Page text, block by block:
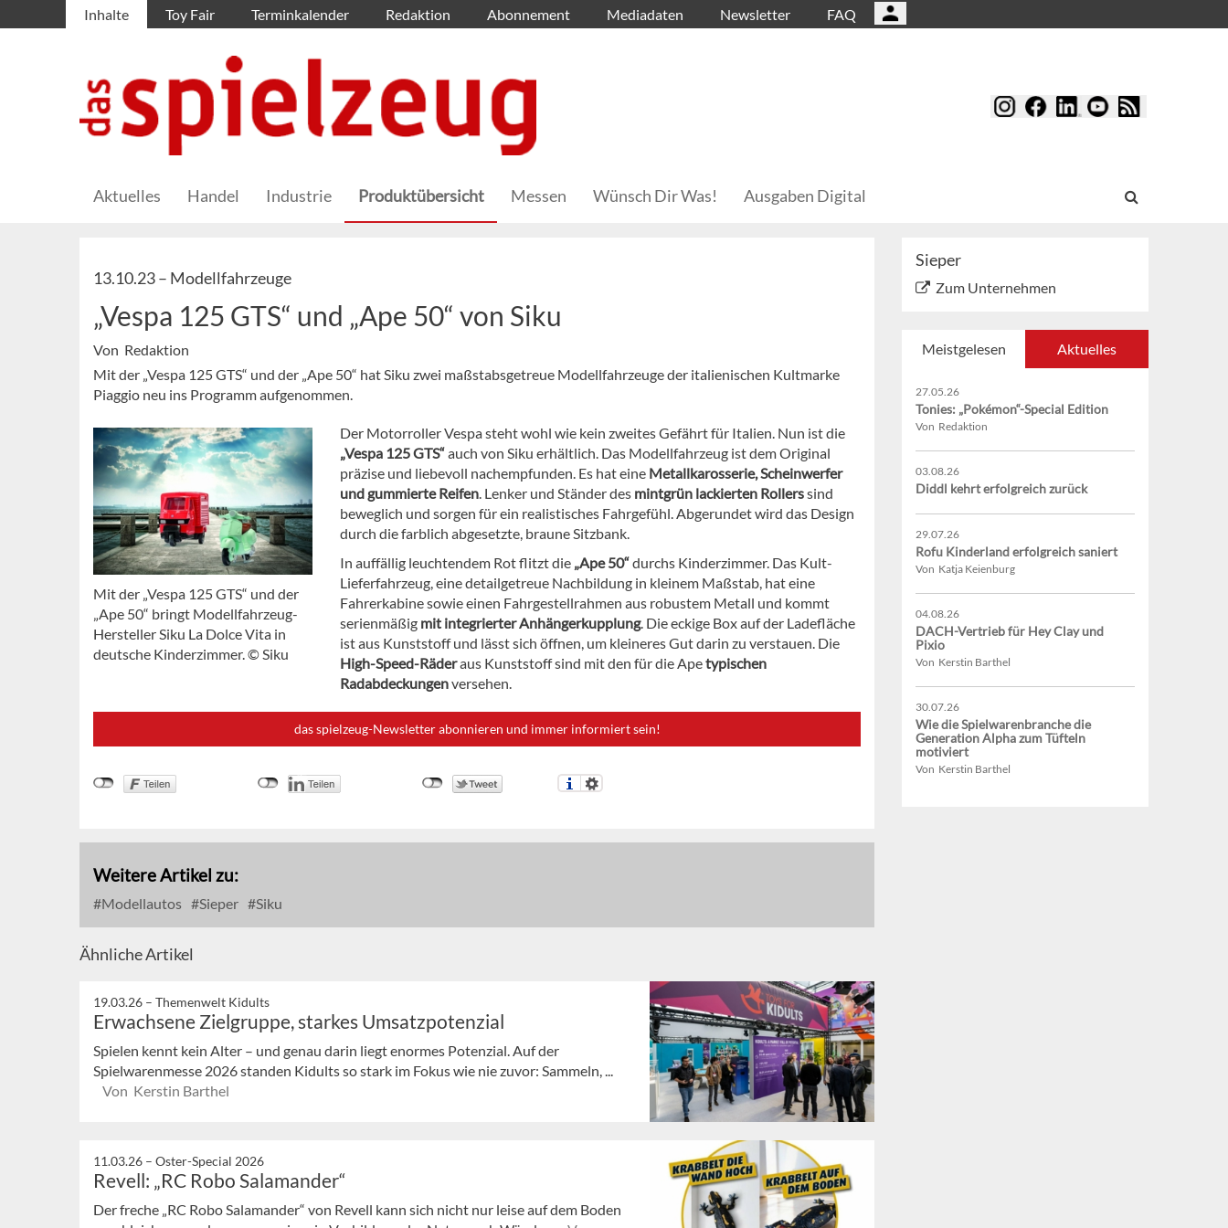
Inhalte Toy Fair Terminkalender Redaktion Abonnement Mediadaten Newsletter FAQ
Aktuelles Handel Industrie Produktübersicht Messen Wünsch Dir Was! Ausgaben Digital
13.10.23 – Modellfahrzeuge
„Vespa 125 GTS“ und „Ape 50“ von Siku
Von Redaktion
Mit der „Vespa 125 GTS“ und der „Ape 50“ hat Siku zwei maßstabsgetreue Modellfahrzeuge der italienischen Kultmarke
Piaggio neu ins Programm aufgenommen.
Mit der „Vespa 125 GTS“ und der
„Ape 50“ bringt Modellfahrzeug-
Hersteller Siku La Dolce Vita in
deutsche Kinderzimmer. © Siku
Der Motorroller Vespa steht wohl wie kein zweites Gefährt für Italien. Nun ist die
„Vespa 125 GTS“auch von Siku erhältlich. Das Modellfahrzeug ist dem Original
präzise und liebevoll nachempfunden. Es hat eine Metallkarosserie, Scheinwerfer
und gummierte Reifen. Lenker und Ständer des mintgrün lackierten Rollerssind
beweglich und sorgen für ein realistisches Fahrgefühl. Abgerundet wird das Design
durch die farblich abgesetzte, braune Sitzbank.
In auffällig leuchtendem Rot flitzt die „Ape 50“durchs Kinderzimmer. Das Kult-
Lieferfahrzeug, eine detailgetreue Nachbildung in kleinem Maßstab, hat eine
Fahrerkabine sowie einen Fahrgestellrahmen aus robustem Metall und kommt
serienmäßig mit integrierter Anhängerkupplung. Die eckige Box auf der Ladefläche
ist aus Kunststoff und lässt sich öffnen, um kleineres Gut darin zu verstauen. Die
High-Speed-Räderaus Kunststoff sind mit den für die Apetypischen
Radabdeckungenversehen.
das spielzeug-Newsletter abonnieren und immer informiert sein!
Weitere Artikel zu:
Modellautos Sieper Siku
Ähnliche Artikel
19.03.26 – Themenwelt Kidults
Erwachsene Zielgruppe, starkes Umsatzpotenzial
Spielen kennt kein Alter – und genau darin liegt enormes Potenzial. Auf der
Spielwarenmesse 2026 standen Kidults so stark im Fokus wie nie zuvor: Sammeln, ...
Von Kerstin Barthel
11.03.26 – Oster-Special 2026
Revell: „RC Robo Salamander“
Der freche „RC Robo Salamander“ von Revell kann sich nicht nur leise auf dem Boden
Sieper
Zum Unternehmen
Meistgelesen Aktuelles
27.05.26
Tonies: „Pokémon“-Special Edition
Von Redaktion
03.08.26
Diddl kehrt erfolgreich zurück
29.07.26
Rofu Kinderland erfolgreich saniert
Von Katja Keienburg
04.08.26
DACH-Vertrieb für Hey Clay und
Pixio
Von Kerstin Barthel
30.07.26
Wie die Spielwarenbranche die
Generation Alpha zum Tüfteln
motiviert
Von Kerstin Barthel